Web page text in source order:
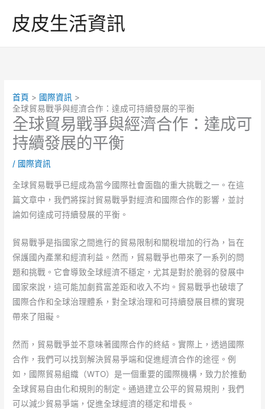
皮皮生活資訊
首頁
國際資訊
全球貿易戰爭與經濟合作：達成可持續發展的平衡
全球貿易戰爭與經濟合作：達成可
持續發展的平衡
/ 國際資訊
全球貿易戰爭已經成為當今國際社會面臨的重大挑戰之一。在這
篇文章中，我們將探討貿易戰爭對經濟和國際合作的影響，並討
論如何達成可持續發展的平衡。
貿易戰爭是指國家之間進行的貿易限制和關稅增加的行為，旨在
保護國內產業和經濟利益。然而，貿易戰爭也帶來了一系列的問
題和挑戰。它會導致全球經濟不穩定，尤其是對於脆弱的發展中
國家來說，這可能加劇貧富差距和收入不均。貿易戰爭也破壞了
國際合作和全球治理體系，對全球治理和可持續發展目標的實現
帶來了阻礙。
然而，貿易戰爭並不意味著國際合作的終結。實際上，透過國際
合作，我們可以找到解決貿易爭端和促進經濟合作的途徑。例
如，國際貿易組織（WTO）是一個重要的國際機構，致力於推動
全球貿易自由化和規則的制定。通過建立公平的貿易規則，我們
可以減少貿易爭端，促進全球經濟的穩定和增長。